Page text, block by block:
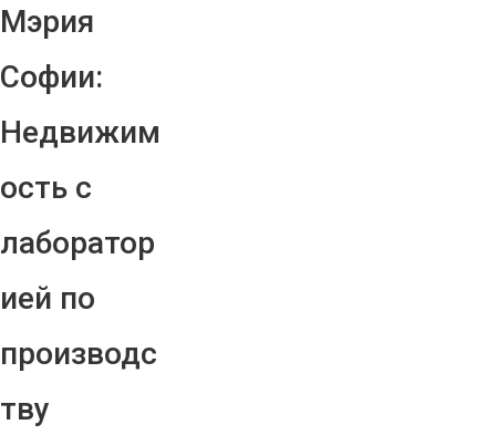
Мэрия
Софии:
Недвижим
ость с
лаборатор
ией по
производс
тву